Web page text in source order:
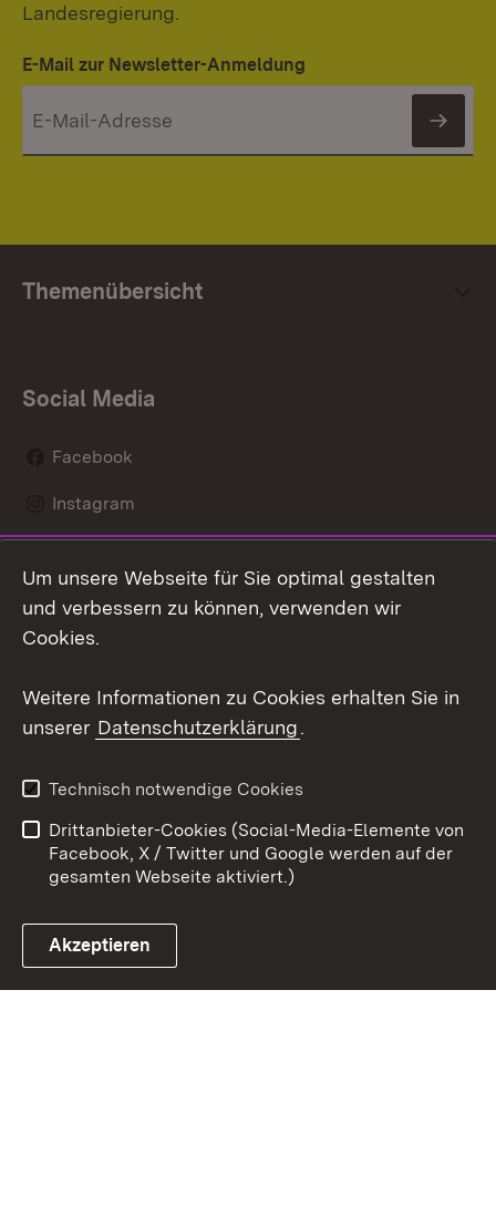
Landesregierung.
E-Mail zur Newsletter-Anmeldung
Themenübersicht
Social Media
Facebook
Instagram
Mastodon
Youtube
Link zum Landesportal
Kontakt
Datenschutz
Barrierefreiheit
Impressum Cookies
Um unsere Webseite für Sie optimal gestalten
und verbessern zu können, verwenden wir
Cookies.
Weitere Informationen zu Cookies erhalten Sie in
unserer Datenschutzerklärung.
Technisch notwendige Cookies
Drittanbieter-Cookies (Social-Media-Elemente von
Facebook, X / Twitter und Google werden auf der
gesamten Webseite aktiviert.)
Akzeptieren